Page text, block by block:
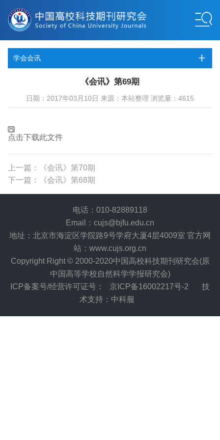
学会会讯
《会讯》第69期
日期：2017年03月10日 来源：本站整理 浏览量：4615
点击下载此文件
上一篇：《会讯》第70期
下一篇：《会讯》第68期
电话：010-82889118
Email：cujs@bjfu.edu.cn
地址：北京市海淀区学院路9号学府大厦4层4009室 官方网
站：www.cujs.org.cn
Copyright Right © 2000-2020中国高校科技期刊研究会(原
中国高等学校自然科学学报研究会)
ICP备案号/经营许可证号：
京ICP备16002217号-2
技
术支持：中科服